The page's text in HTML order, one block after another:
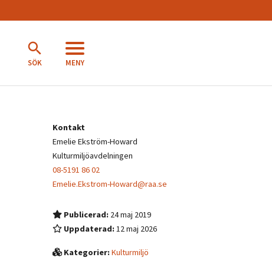
SÖK MENY
Kontakt
Emelie Ekström-Howard
Kulturmiljöavdelningen
08-5191 86 02
Emelie.Ekstrom-Howard@raa.se
Publicerad: 24 maj 2019
Uppdaterad:12 maj 2026
Kategorier:Kulturmiljö